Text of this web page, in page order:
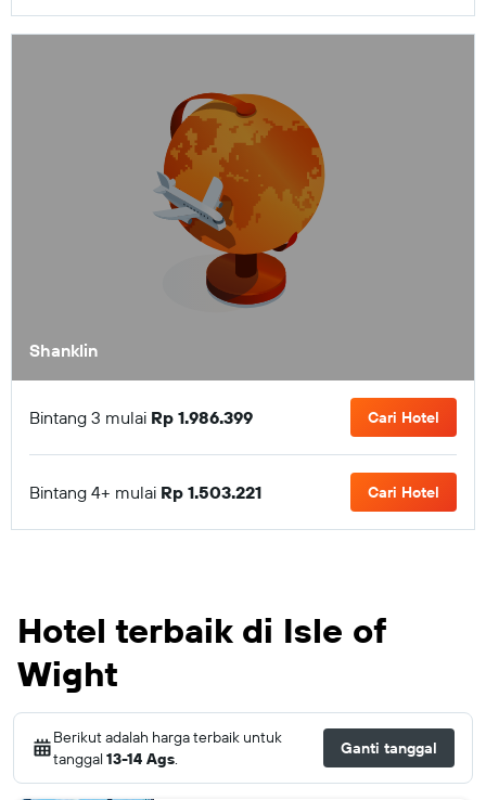
Shanklin
Bintang 3 mulai Rp 1.986.399 Cari Hotel
Bintang 4+ mulai Rp 1.503.221 Cari Hotel
Hotel terbaik di Isle of
Wight
Berikut adalah harga terbaik untuk
tanggal 13-14 Ags.
Ganti tanggal